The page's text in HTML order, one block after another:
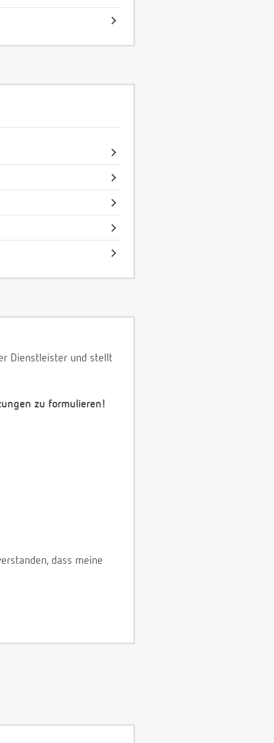
Dienstleister und stellt
zu formulieren!
dass meine